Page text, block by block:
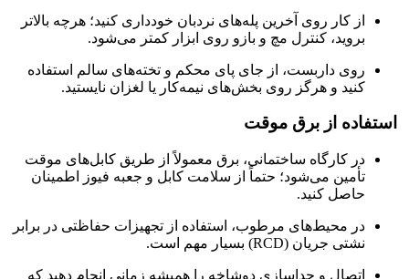
از کار روی آخرین پله‌های نردبان خودداری کنید؛ هرچه بالاتر
بروید، کنترل مچ و بازو روی ابزار کمتر می‌شود.
روی داربست، از جای پای محکم و تخته‌های سالم استفاده
کنید و هرگز روی بخش‌های نیمه‌کار یا لغزان نایستید.
استفاده از برق موقت
در کارگاه ساختمانی، برق معمولاً از طریق کابل‌های موقت
تأمین می‌شود؛ حتماً از سلامت کابل و جعبه فیوز اطمینان
حاصل کنید.
در محیط‌های مرطوب، استفاده از تجهیزات حفاظتی در برابر
نشتی جریان (RCD) بسیار مهم است.
اتصال و جداسازی دوشاخه را همیشه زمانی انجام دهید که